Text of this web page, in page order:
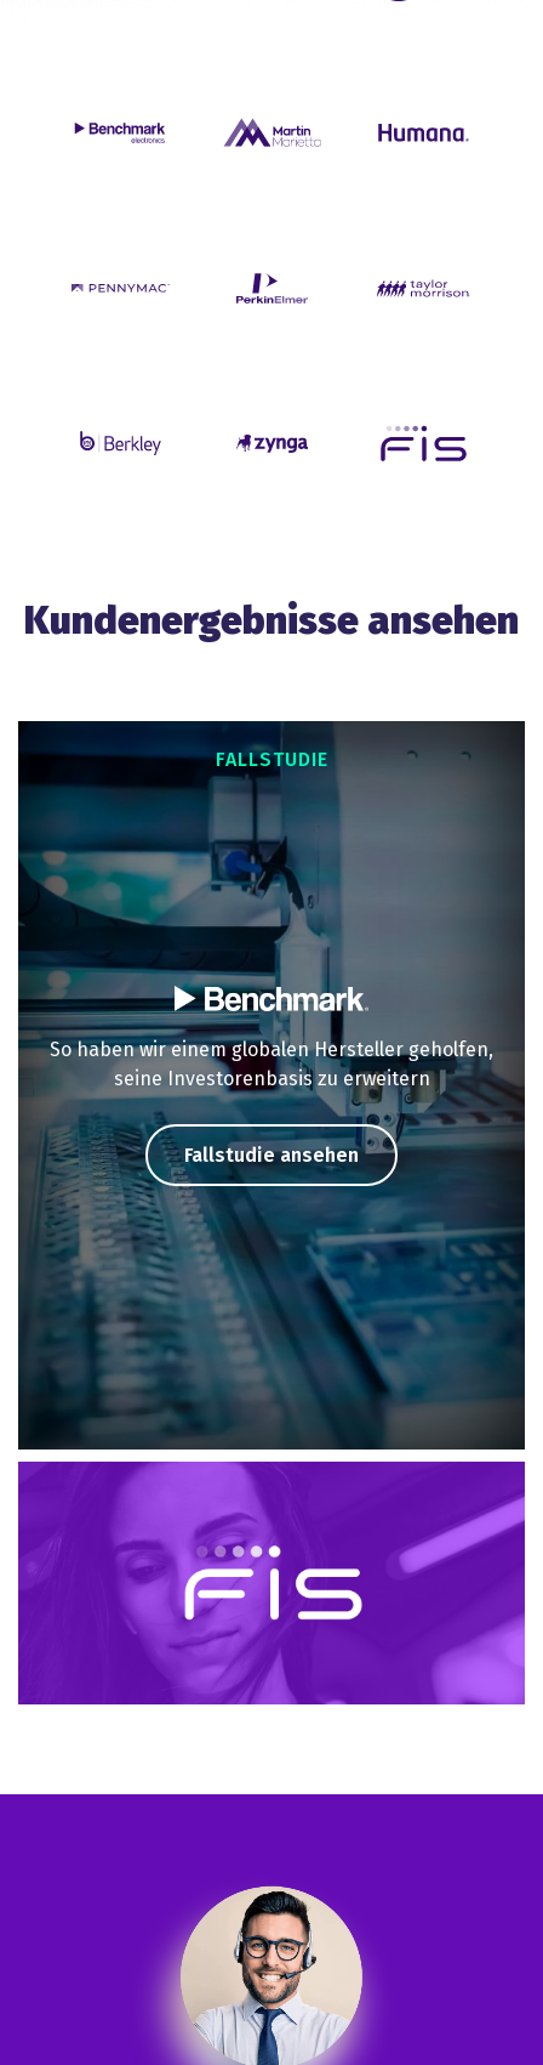
Kundenergebnisse ansehen
FALLSTUDIE
So haben wir einem globalen Hersteller geholfen,
seine Investorenbasis zu erweitern
Fallstudie ansehen